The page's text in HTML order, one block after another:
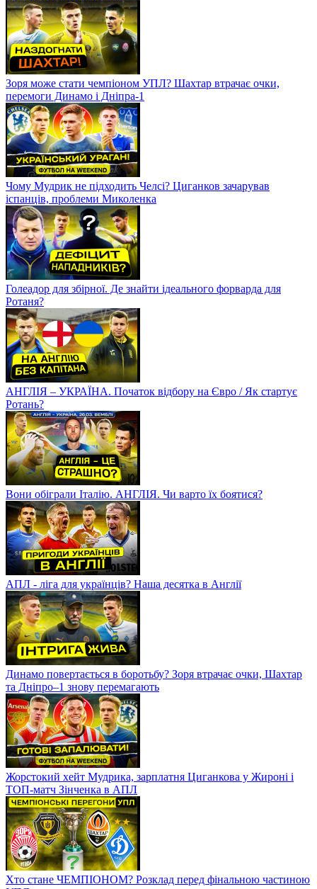
Зоря може стати чемпіоном УПЛ? Шахтар втрачає очки,
перемоги Динамо і Дніпра-1
Чому Мудрик не підходить Челсі? Циганков зачарував
іспанців, проблеми Миколенка
Голеадор для збірної. Де знайти ідеального форварда для
Ротаня?
АНГЛІЯ – УКРАЇНА. Початок відбору на Євро / Як стартує
Ротань?
Вони обіграли Італію. АНГЛІЯ. Чи варто їх боятися?
АПЛ - ліга для українців? Наша десятка в Англії
Динамо повертається в боротьбу? Зоря втрачає очки, Шахтар
та Дніпро–1 знову перемагають
Жорстокий хейт Мудрика, зарплатня Циганкова у Жироні і
ТОП-матч Зінченка в АПЛ
Хто стане ЧЕМПІОНОМ? Розклад перед фінальною частиною